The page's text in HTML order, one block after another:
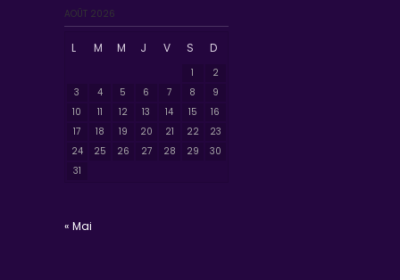
AOÛT 2026
L M M J V S D
1
2
3
4 5 6 7 8
9
10
11 12 13 14 15
16
17
18 19 20 21 22
23
24
25 26 27 28 29
30
31
« Mai